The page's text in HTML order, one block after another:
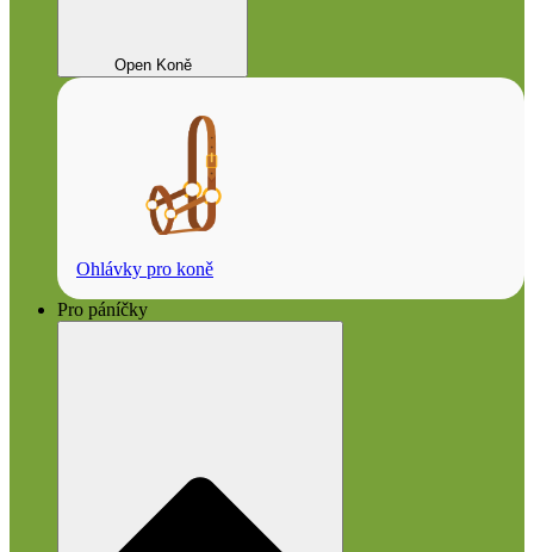
Open Koně
Ohlávky pro koně
Pro páníčky